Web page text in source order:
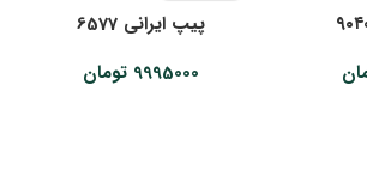
پیپ ایرانی 6577
9995000 تومان